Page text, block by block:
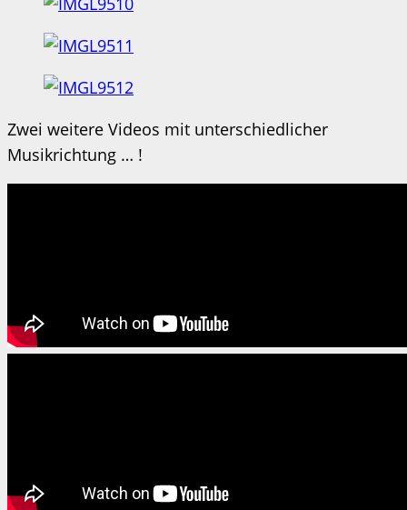
Zwei weitere Videos mit unterschiedlicher
Musikrichtung … !